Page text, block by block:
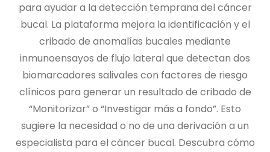
para ayudar a la detección temprana del cáncer
bucal. La plataforma mejora la identificación y el
cribado de anomalías bucales mediante
inmunoensayos de flujo lateral que detectan dos
biomarcadores salivales con factores de riesgo
clínicos para generar un resultado de cribado de
“Monitorizar” o “Investigar más a fondo”. Esto
sugiere la necesidad o no de una derivación a un
especialista para el cáncer bucal. Descubra cómo